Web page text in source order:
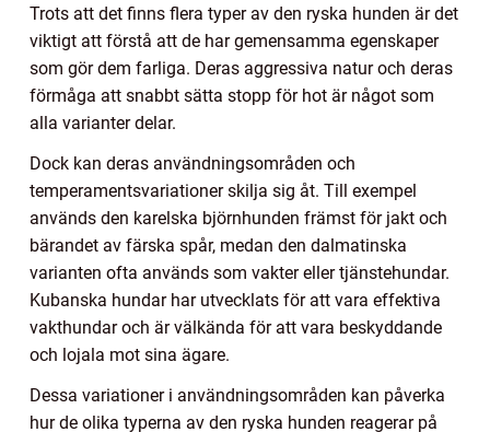
Trots att det finns flera typer av den ryska hunden är det
viktigt att förstå att de har gemensamma egenskaper
som gör dem farliga. Deras aggressiva natur och deras
förmåga att snabbt sätta stopp för hot är något som
alla varianter delar.
Dock kan deras användningsområden och
temperamentsvariationer skilja sig åt. Till exempel
används den karelska björnhunden främst för jakt och
bärandet av färska spår, medan den dalmatinska
varianten ofta används som vakter eller tjänstehundar.
Kubanska hundar har utvecklats för att vara effektiva
vakthundar och är välkända för att vara beskyddande
och lojala mot sina ägare.
Dessa variationer i användningsområden kan påverka
hur de olika typerna av den ryska hunden reagerar på